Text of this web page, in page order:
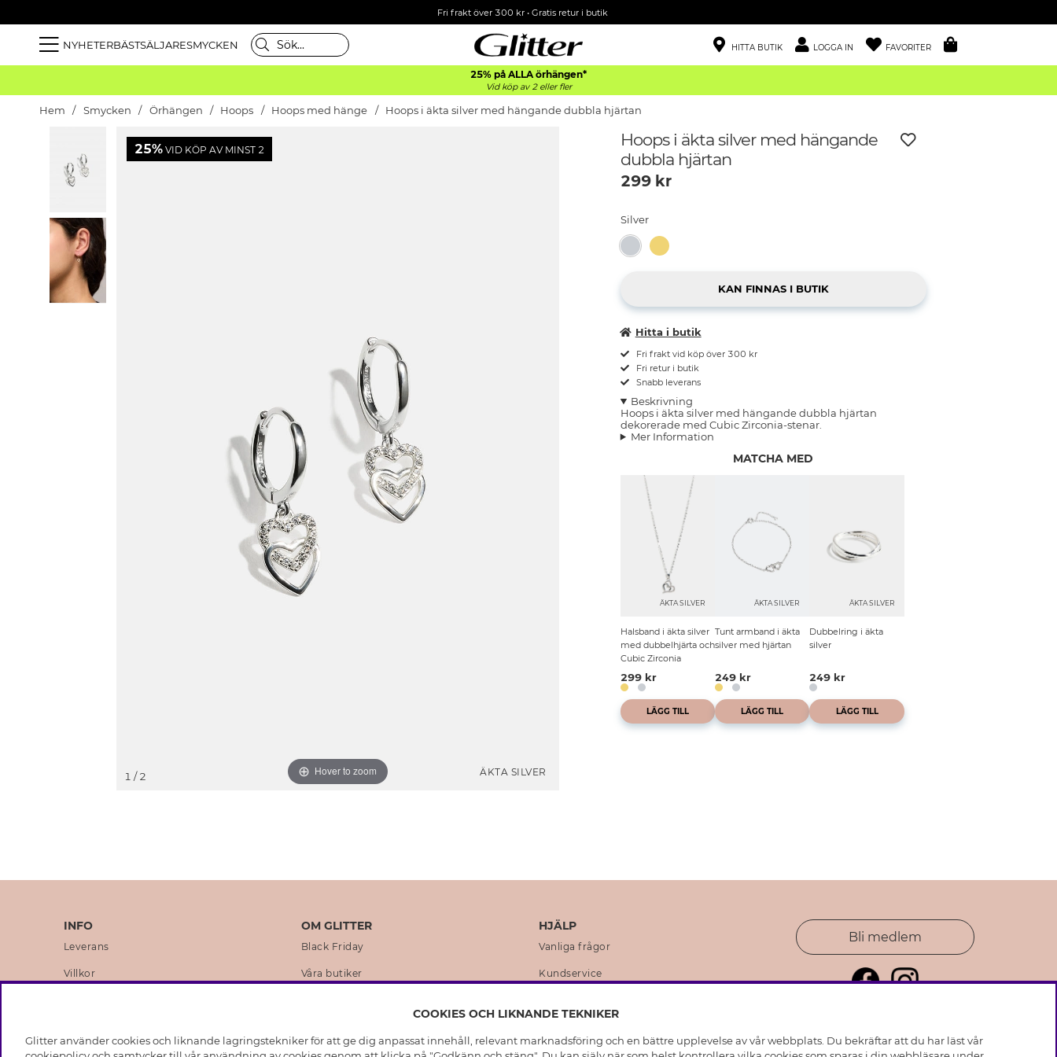
Fri frakt över 300 kr• Gratis retur i butik
NYHETERBÄSTSÄLJARESMYCKEN HITTA BUTIK LOGGA IN FAVORITER
25% på ALLA örhängen*
Vid köp av 2 eller fler
Hem Smycken Örhängen Hoops Hoops med hänge Hoops i äkta silver med hängande dubbla hjärtan
25% VID KÖP AV MINST 2
ÄKTA SILVER
Hover to zoom
1 / 2
Hoops i äkta silver med hängande
dubbla hjärtan
299kr
Silver
Hitta i butik
Fri frakt vid köp över 300 kr
Fri retur i butik
Snabb leverans
Beskrivning
Hoops i äkta silver med hängande dubbla hjärtan
dekorerade med Cubic Zirconia-stenar.
Mer Information
MATCHA MED
ÄKTA SILVER
Halsband i äkta silver
med dubbelhjärta och
Cubic Zirconia
299 kr
LÄGG TILL
ÄKTA SILVER
Tunt armband i äkta
silver med hjärtan
249 kr
LÄGG TILL
ÄKTA SILVER
Dubbelring i äkta
silver
249 kr
LÄGG TILL
INFO
Leverans
Villkor
Medlemsvillkor
OM GLITTER
Black Friday
Våra butiker
Hållbarhet
HJÄLP
Vanliga frågor
Kundservice
Skötselråd skinnhandskar
Bli medlem
COOKIES OCH LIKNANDE TEKNIKER
Glitter använder cookies och liknande lagringstekniker för att ge dig anpassat innehåll, relevant marknadsföring och en bättre upplevelse av vår webbplats. Du bekräftar att du har läst vår